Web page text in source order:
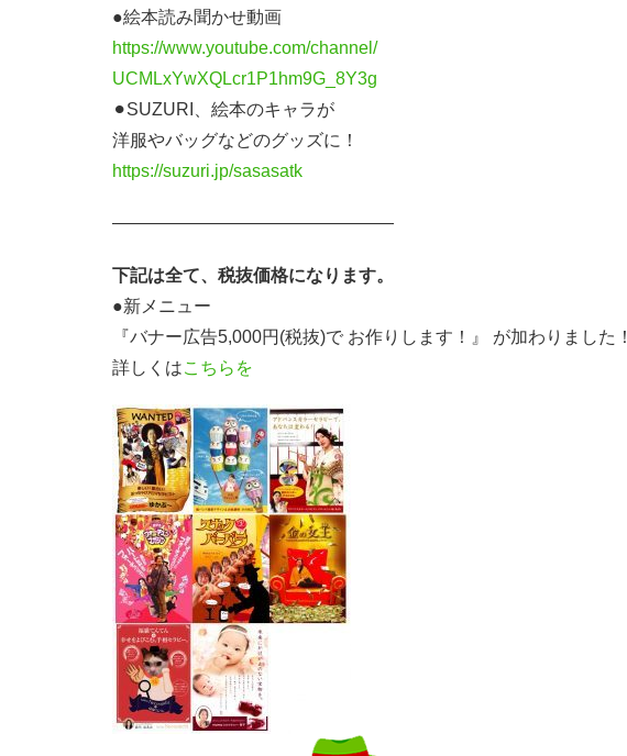
●絵本読み聞かせ動画
https://www.youtube.com/channel/
UCMLxYwXQLcr1P1hm9G_8Y3g
⚫︎SUZURI、絵本のキャラが
洋服やバッグなどのグッズに！
https://suzuri.jp/sasasatk
————————————————
下記は全て、税抜価格になります。
●新メニュー
『バナー広告5,000円(税抜)で お作りします！』 が加わりました！
詳しくはこちらを